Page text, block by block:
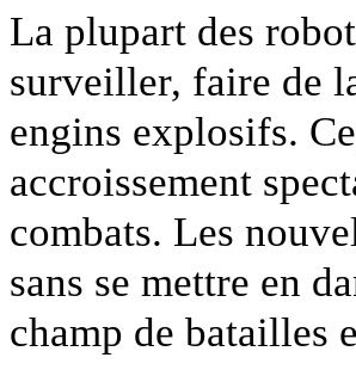
La plupart des
surveiller, faire de
engins explosifs.
accroissement
combats. Les
sans se mettre en
champ de batailles